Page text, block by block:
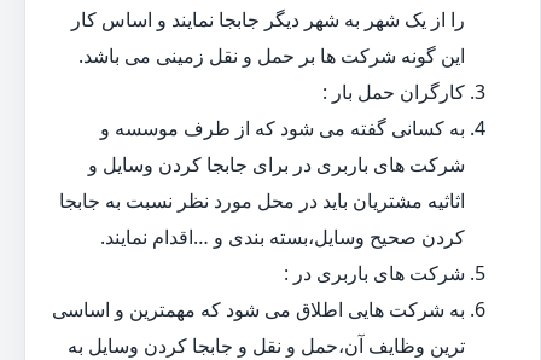
را از یک شهر به شهر دیگر جابجا نمایند و اساس کار
این گونه شرکت ها بر حمل و نقل زمینی می باشد.
کارگران حمل بار :
به کسانی گفته می شود که از طرف موسسه و
شرکت های باربری در برای جابجا کردن وسایل و
اثاثیه مشتریان باید در محل مورد نظر نسبت به جابجا
کردن صحیح وسایل،بسته بندی و …اقدام نمایند.
شرکت های باربری در :
به شرکت هایی اطلاق می شود که مهمترین و اساسی
ترین وظایف آن،حمل و نقل و جابجا کردن وسایل به